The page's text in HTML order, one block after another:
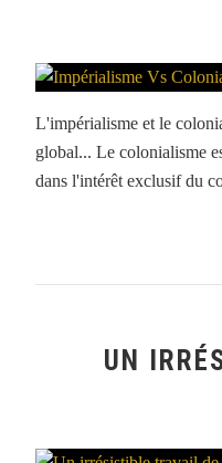
L'impérialisme et le
global... Le colonialisme
dans l'intérêt exclusif du
UN